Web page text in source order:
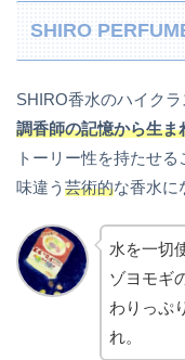
SHIRO
SHIRO香水のハイク
調香師の記憶から生ま
トーリー性を持たせ
味違う 芸術的な香水に
水を一切
ゾヨモギ
わりっぷ
れ。